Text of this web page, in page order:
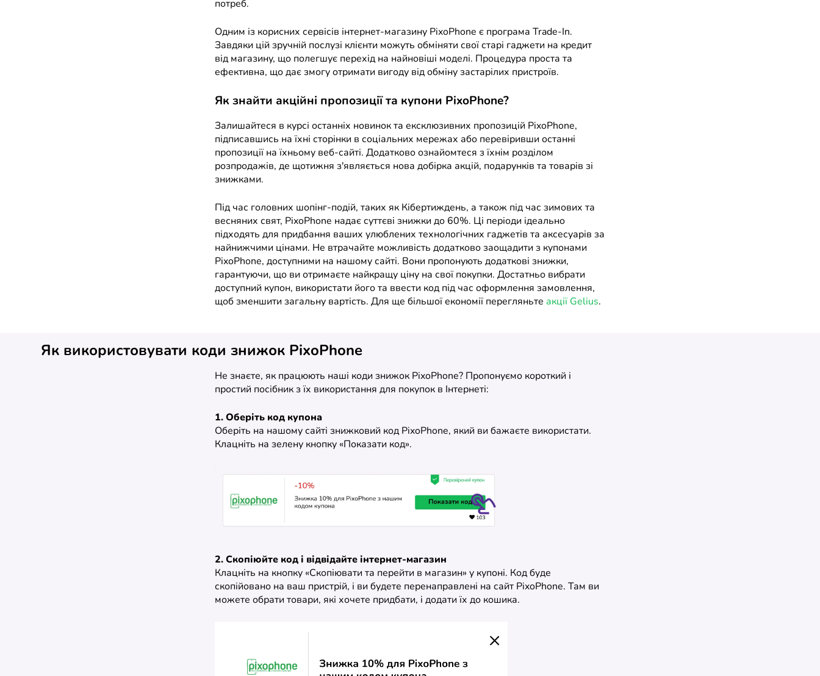
потреб.
Одним із корисних сервісів інтернет-магазину PixoPhone є програма Trade-In.
Завдяки цій зручній послузі клієнти можуть обміняти свої старі гаджети на кредит
від магазину, що полегшує перехід на найновіші моделі. Процедура проста та
ефективна, що дає змогу отримати вигоду від обміну застарілих пристроїв.
Як знайти акційні пропозиції та купони PixoPhone?
Залишайтеся в курсі останніх новинок та ексклюзивних пропозицій PixoPhone,
підписавшись на їхні сторінки в соціальних мережах або перевіривши останні
пропозиції на їхньому веб-сайті. Додатково ознайомтеся з їхнім розділом
розпродажів, де щотижня з'являється нова добірка акцій, подарунків та товарів зі
знижками.
Під час головних шопінг-подій, таких як Кібертиждень, а також під час зимових та
весняних свят, PixoPhone надає суттєві знижки до 60%. Ці періоди ідеально
підходять для придбання ваших улюблених технологічних гаджетів та аксесуарів за
найнижчими цінами. Не втрачайте можливість додатково заощадити з купонами
PixoPhone, доступними на нашому сайті. Вони пропонують додаткові знижки,
гарантуючи, що ви отримаєте найкращу ціну на свої покупки. Достатньо вибрати
доступний купон, використати його та ввести код під час оформлення замовлення,
щоб зменшити загальну вартість. Для ще більшої економії перегляньте акції Gelius.
Як використовувати коди знижок PixoPhone
Не знаєте, як працюють наші коди знижок PixoPhone? Пропонуємо короткий і
простий посібник з їх використання для покупок в Інтернеті:
1. Оберіть код купона
Оберіть на нашому сайті знижковий код PixoPhone, який ви бажаєте використати.
Клацніть на зелену кнопку «Показати код».
2. Скопіюйте код і відвідайте інтернет-магазин
Клацніть на кнопку «Скопіювати та перейти в магазин» у купоні. Код буде
скопійовано на ваш пристрій, і ви будете перенаправлені на сайт PixoPhone. Там ви
можете обрати товари, які хочете придбати, і додати їх до кошика.